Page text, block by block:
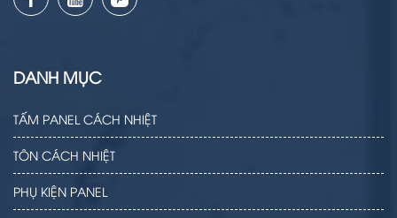
DANH MỤC
TẤM PANEL CÁCH NHIỆT
TÔN CÁCH NHIỆT
PHỤ KIỆN PANEL